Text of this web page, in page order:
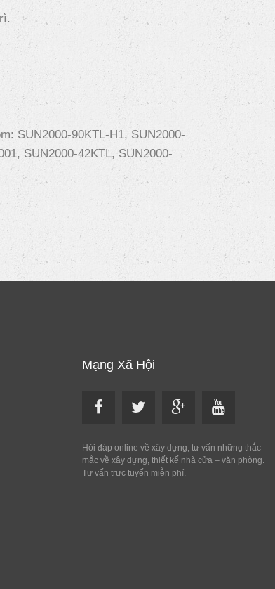
SUN2000-90KTL-H1, SUN2000-
SUN2000-42KTL, SUN2000-
Mạng Xã Hội
Hỏi đáp online về xây dựng, tư vấn những thắc
mắc về xây dựng, thiết kế nhà cửa – văn phòng.
Tư vấn trực tuyến miễn phí.